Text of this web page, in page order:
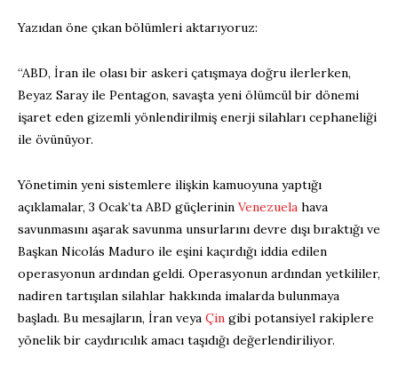
Yazıdan öne çıkan bölümleri aktarıyoruz:
“ABD, İran ile olası bir askeri çatışmaya doğru ilerlerken,
Beyaz Saray ile Pentagon, savaşta yeni ölümcül bir dönemi
işaret eden gizemli yönlendirilmiş enerji silahları cephaneliği
ile övünüyor.
Yönetimin yeni sistemlere ilişkin kamuoyuna yaptığı
açıklamalar, 3 Ocak’ta ABD güçlerinin Venezuela hava
savunmasını aşarak savunma unsurlarını devre dışı bıraktığı ve
Başkan Nicolás Maduro ile eşini kaçırdığı iddia edilen
operasyonun ardından geldi. Operasyonun ardından yetkililer,
nadiren tartışılan silahlar hakkında imalarda bulunmaya
başladı. Bu mesajların, İran veya Çin gibi potansiyel rakiplere
yönelik bir caydırıcılık amacı taşıdığı değerlendiriliyor.